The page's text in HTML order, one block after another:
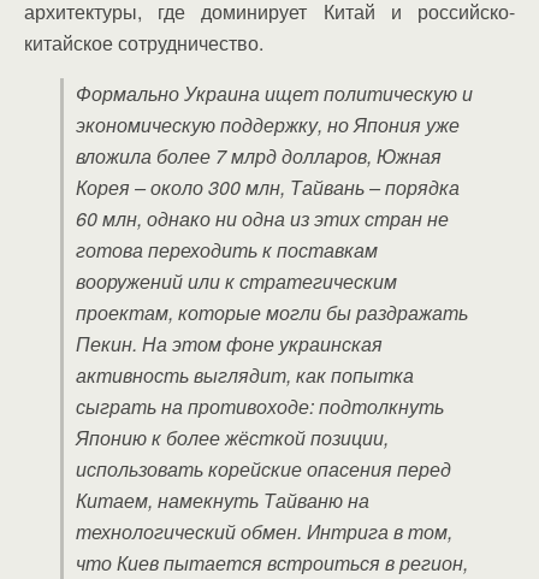
архитектуры, где доминирует Китай и российско-
китайское сотрудничество.
Формально Украина ищет политическую и
экономическую поддержку, но Япония уже
вложила более 7 млрд долларов, Южная
Корея – около 300 млн, Тайвань – порядка
60 млн, однако ни одна из этих стран не
готова переходить к поставкам
вооружений или к стратегическим
проектам, которые могли бы раздражать
Пекин. На этом фоне украинская
активность выглядит, как попытка
сыграть на противоходе: подтолкнуть
Японию к более жёсткой позиции,
использовать корейские опасения перед
Китаем, намекнуть Тайваню на
технологический обмен. Интрига в том,
что Киев пытается встроиться в регион,